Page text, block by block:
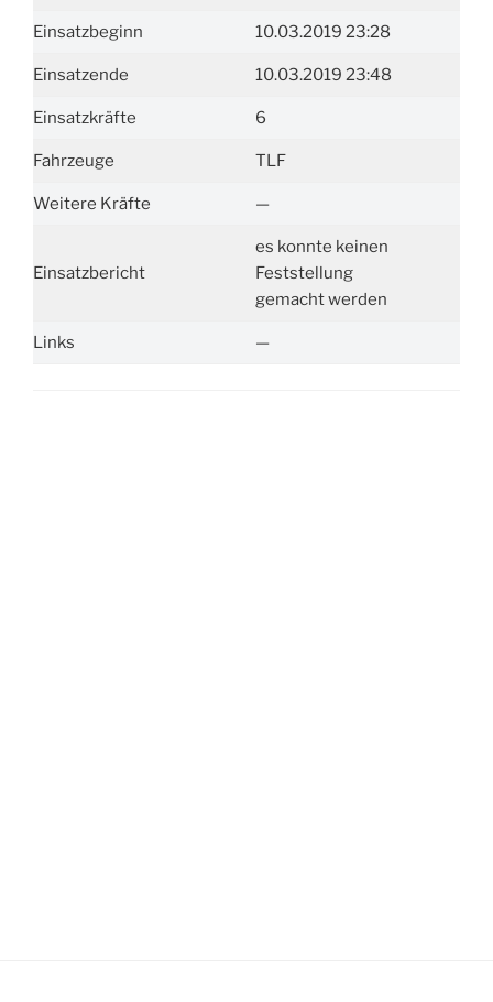
Einsatzbeginn 10.03.2019 23:28
Einsatzende 10.03.2019 23:48
Einsatzkräfte 6
Fahrzeuge TLF
Weitere Kräfte —
Einsatzbericht
es konnte keinen
Feststellung
gemacht werden
Links —